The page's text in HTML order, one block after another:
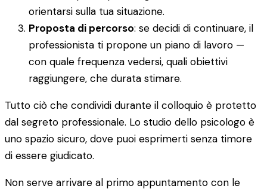
orientarsi sulla tua situazione.
Proposta di percorso: se decidi di continuare, il
professionista ti propone un piano di lavoro —
con quale frequenza vedersi, quali obiettivi
raggiungere, che durata stimare.
Tutto ciò che condividi durante il colloquio è protetto
dal segreto professionale. Lo studio dello psicologo è
uno spazio sicuro, dove puoi esprimerti senza timore
di essere giudicato.
Non serve arrivare al primo appuntamento con le